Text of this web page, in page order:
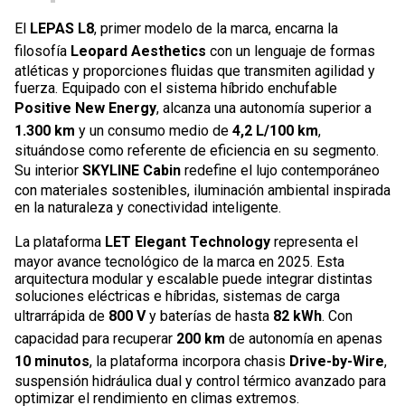
El LEPAS L8, primer modelo de la marca, encarna la
filosofía Leopard Aesthetics con un lenguaje de formas
atléticas y proporciones fluidas que transmiten agilidad y
fuerza. Equipado con el sistema híbrido enchufable
Positive New Energy, alcanza una autonomía superior a
1.300 km y un consumo medio de 4,2 L/100 km,
situándose como referente de eficiencia en su segmento.
Su interior SKYLINE Cabin redefine el lujo contemporáneo
con materiales sostenibles, iluminación ambiental inspirada
en la naturaleza y conectividad inteligente.
La plataforma LET Elegant Technology representa el
mayor avance tecnológico de la marca en 2025. Esta
arquitectura modular y escalable puede integrar distintas
soluciones eléctricas e híbridas, sistemas de carga
ultrarrápida de 800 Vy baterías de hasta 82 kWh. Con
capacidad para recuperar 200 km de autonomía en apenas
10 minutos, la plataforma incorpora chasis Drive-by-Wire,
suspensión hidráulica dual y control térmico avanzado para
optimizar el rendimiento en climas extremos.